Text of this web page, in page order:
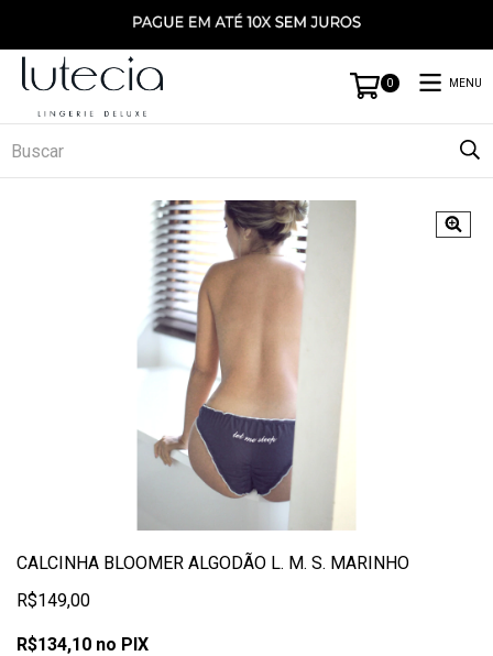
0 MENU
CALCINHA BLOOMER ALGODÃO L. M. S. MARINHO
R$149,00
R$134,10 no PIX